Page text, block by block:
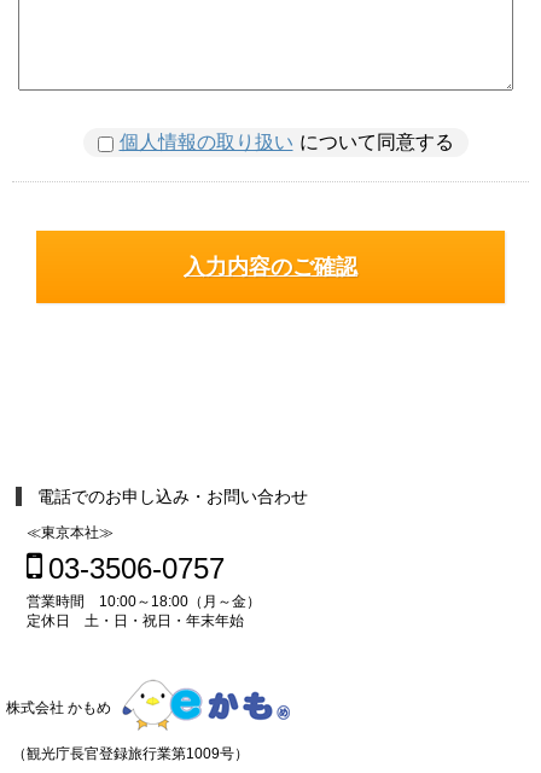
個人情報の取り扱い について同意する
電話でのお申し込み・お問い合わせ
≪東京本社≫
03-3506-0757
営業時間 10:00～18:00（月～金）
定休日 土・日・祝日・年末年始
株式会社 かもめ
（観光庁長官登録旅行業第1009号）